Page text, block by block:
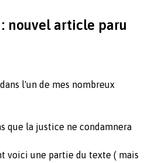
nouvel article paru
l'un de mes nombreux
que la justice ne condamnera
voici une partie du texte ( mais